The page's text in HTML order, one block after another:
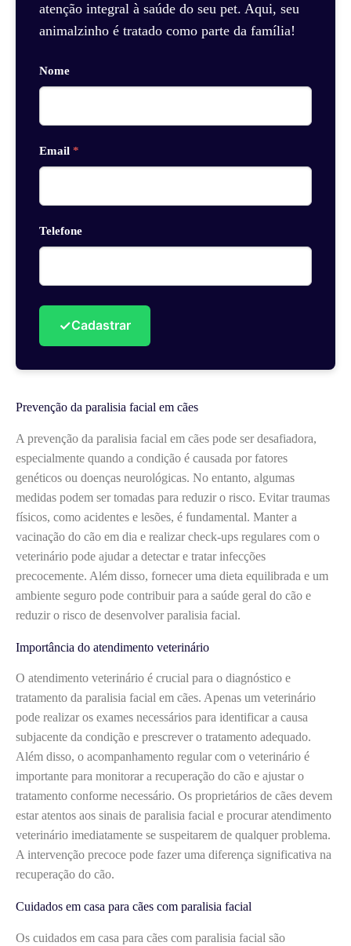
atenção integral à saúde do seu pet. Aqui, seu
animalzinho é tratado como parte da família!
Nome
Email *
Telefone
✓Cadastrar
Prevenção da paralisia facial em cães
A prevenção da paralisia facial em cães pode ser desafiadora,
especialmente quando a condição é causada por fatores
genéticos ou doenças neurológicas. No entanto, algumas
medidas podem ser tomadas para reduzir o risco. Evitar traumas
físicos, como acidentes e lesões, é fundamental. Manter a
vacinação do cão em dia e realizar check-ups regulares com o
veterinário pode ajudar a detectar e tratar infecções
precocemente. Além disso, fornecer uma dieta equilibrada e um
ambiente seguro pode contribuir para a saúde geral do cão e
reduzir o risco de desenvolver paralisia facial.
Importância do atendimento veterinário
O atendimento veterinário é crucial para o diagnóstico e
tratamento da paralisia facial em cães. Apenas um veterinário
pode realizar os exames necessários para identificar a causa
subjacente da condição e prescrever o tratamento adequado.
Além disso, o acompanhamento regular com o veterinário é
importante para monitorar a recuperação do cão e ajustar o
tratamento conforme necessário. Os proprietários de cães devem
estar atentos aos sinais de paralisia facial e procurar atendimento
veterinário imediatamente se suspeitarem de qualquer problema.
A intervenção precoce pode fazer uma diferença significativa na
recuperação do cão.
Cuidados em casa para cães com paralisia facial
Os cuidados em casa para cães com paralisia facial são